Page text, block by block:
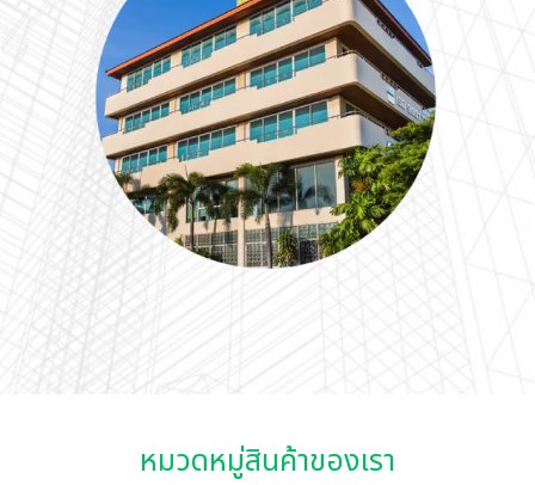
หมวดหมู่สินค้าของเรา